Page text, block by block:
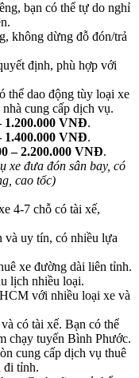
bạn có thể tự do nghỉ
không dừng đỗ đón/trả
định, phù hợp với
thể dao động tùy loại xe
cung cấp dịch vụ.
1.200.000 VNĐ.
1.400.000 VNĐ.
– 2.200.000 VNĐ.
xe đưa đón sân bay, có
cao tốc)
4-7 chỗ có tài xế,
uy tín, có nhiều lựa
xe đường dài liên tỉnh.
lịch nhiều loại.
với nhiều loại xe và
có tài xế. Bạn có thể
chạy tuyến Bình Phước.
cung cấp dịch vụ thuê
đi tỉnh.